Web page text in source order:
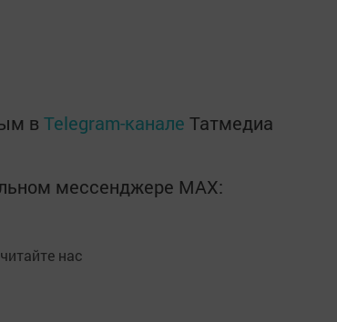
в Telegram-канале Татмедиа
мессенджере MАХ:
нас